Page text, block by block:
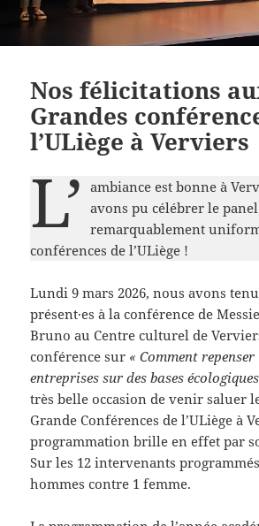
Nos félicitations
Grandes
l’ULiège à Verviers
L’ ambiance est bonne à
avons pu célébrer le panel
remarquablement
conférences de l’ULiège !
Lundi 9 mars 2026, nous avons
présent·es à la conférence de
Bruno au Centre culturel de
conférence sur « Comment
entreprises sur des bases
très belle occasion de venir saluer
Grande Conférences de l’ULiège à
programmation brille en effet par
Sur les 12 intervenants
hommes contre 1 femme.